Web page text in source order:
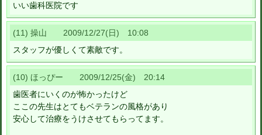
いい歯科医院です
(11) 操山 2009/12/27(日) 10:08
スタッフが優しくて素敵です。
(10) ほっぴー 2009/12/25(金) 20:14
歯医者にいくのが怖かったけど
ここの先生はとてもベテランの風格があり
安心して治療をうけさせてもらってます。